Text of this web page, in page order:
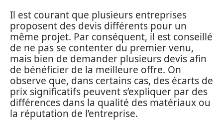
Il est courant que plusieurs entreprises
proposent des devis différents pour un
même projet. Par conséquent, il est conseillé
de ne pas se contenter du premier venu,
mais bien de demander plusieurs devis afin
de bénéficier de la meilleure offre. On
observe que, dans certains cas, des écarts de
prix significatifs peuvent s’expliquer par des
différences dans la qualité des matériaux ou
la réputation de l’entreprise.